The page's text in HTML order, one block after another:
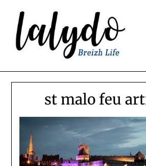
content
st malo feu